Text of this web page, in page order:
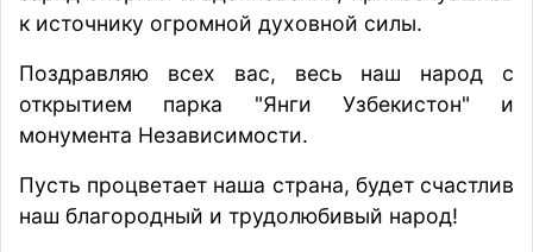
к источнику огромной духовной силы.
Поздравляю всех вас, весь наш народ с
открытием парка "Янги Узбекистон" и
монумента Независимости.
Пусть процветает наша страна, будет счастлив
наш благородный и трудолюбивый народ!